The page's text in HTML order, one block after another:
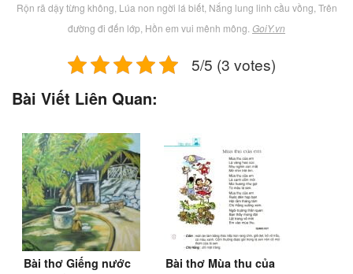
Rộn rã dậy từng không, Lúa non ngời lá biết, Nắng lung linh cầu vồng, Trên
đường đi đến lớp, Hồn em vui mênh mông. GoiY.vn
5/5 (3 votes)
Bài Viết Liên Quan:
Bài thơ Giếng nước
Bài thơ Mùa thu của